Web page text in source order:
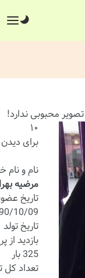
محبوبی ندارد!
۱۰
برای
نام و نام
مرضیه
تاریخ
10/09
تاریخ تولد
بازدید از
325 بار
تعداد کل